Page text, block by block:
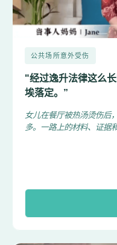
公共场所意外受伤
"经过逸升法律这么
埃落定。”
女儿在餐厅被热汤烫伤后
多。一路上的材料、证据